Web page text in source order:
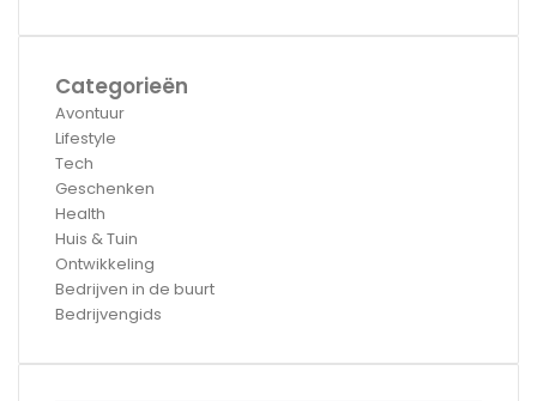
Categorieën
Avontuur
Lifestyle
Tech
Geschenken
Health
Huis & Tuin
Ontwikkeling
Bedrijven in de buurt
Bedrijvengids